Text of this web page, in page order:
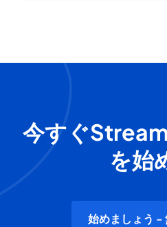
今すぐ
を始
始めましょう -